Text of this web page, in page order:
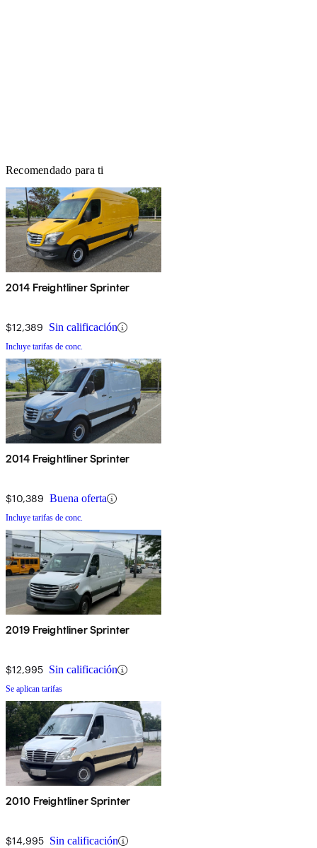
Recomendado para ti
2014 Freightliner Sprinter
$12,389 Sin calificación
Incluye tarifas de conc.
2014 Freightliner Sprinter
$10,389 Buena oferta
Incluye tarifas de conc.
2019 Freightliner Sprinter
$12,995 Sin calificación
Se aplican tarifas
2010 Freightliner Sprinter
$14,995 Sin calificación